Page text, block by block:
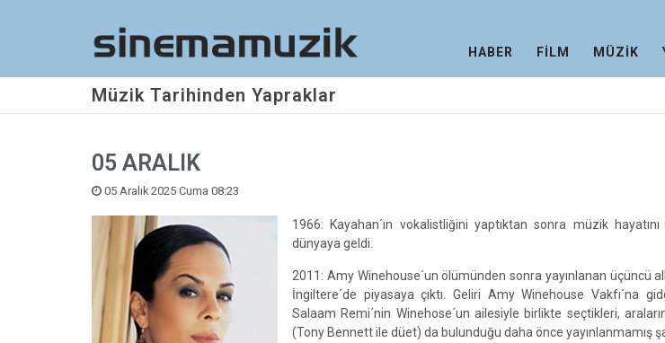
HABER FİLM MÜZİK
Müzik Tarihinden Yapraklar
05 ARALIK
05 Aralık 2025 Cuma 08:23
1966: Kayahan´ın vokalistliğini yaptıktan sonra müzik
dünyaya geldi.
2011: Amy Winehouse´un ölümünden sonra yayınlanan üçüncü
İngiltere´de piyasaya çıktı. Geliri Amy Winehouse Vakfı´na
Salaam Remi´nin Winehose´un ailesiyle birlikte seçtikleri,
(Tony Bennett ile düet) da bulunduğu daha önce yayınlanmamış